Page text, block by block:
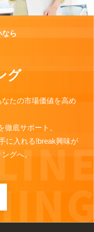
なら
グ
たの市場価値を高め
底サポート。
に入れる!break興味が
グへ。